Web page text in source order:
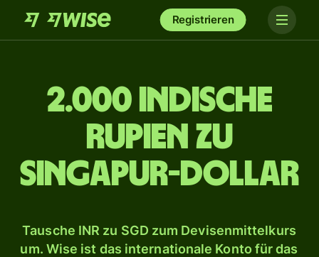
Registrieren
2.000 indische
Rupien zu
Singapur-Dollar
Tausche INR zu SGD zum Devisenmittelkurs
um. Wise ist das internationale Konto für das